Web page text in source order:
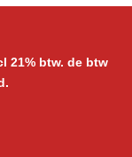
21% btw. de btw